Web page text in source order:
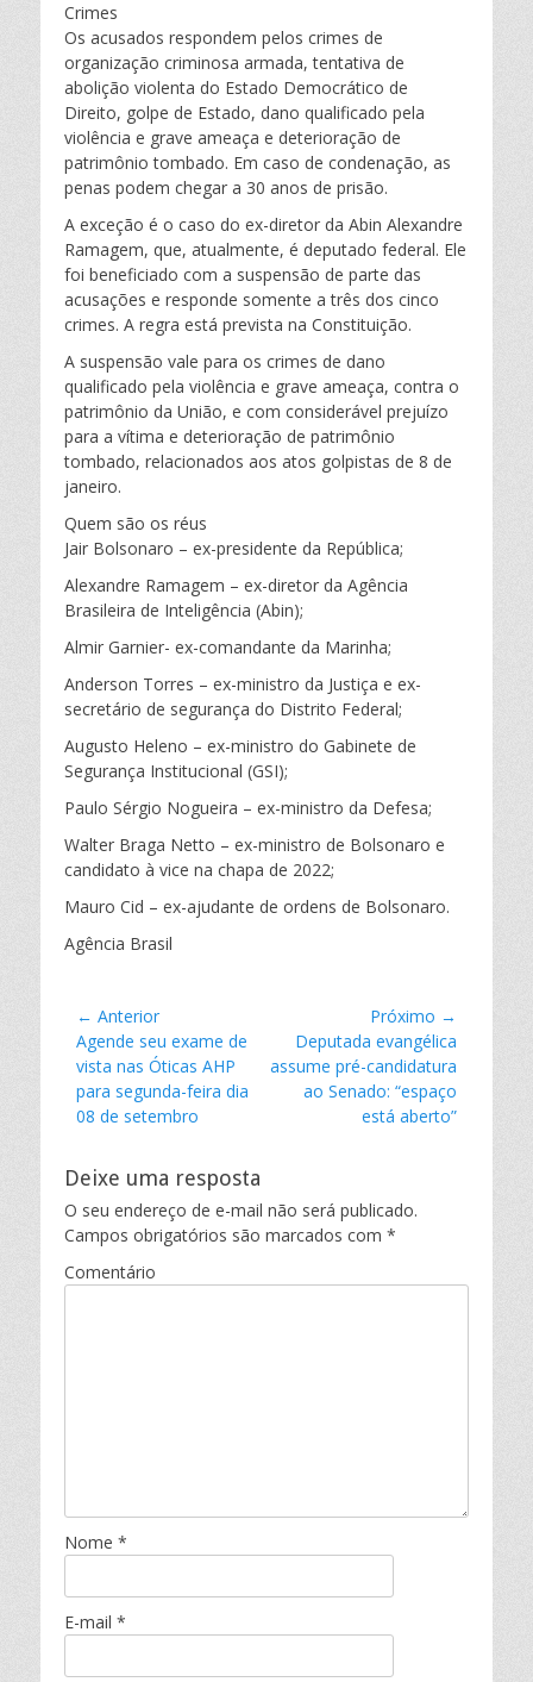
Crimes
Os acusados respondem pelos crimes de
organização criminosa armada, tentativa de
abolição violenta do Estado Democrático de
Direito, golpe de Estado, dano qualificado pela
violência e grave ameaça e deterioração de
patrimônio tombado. Em caso de condenação, as
penas podem chegar a 30 anos de prisão.
A exceção é o caso do ex-diretor da Abin Alexandre
Ramagem, que, atualmente, é deputado federal. Ele
foi beneficiado com a suspensão de parte das
acusações e responde somente a três dos cinco
crimes. A regra está prevista na Constituição.
A suspensão vale para os crimes de dano
qualificado pela violência e grave ameaça, contra o
patrimônio da União, e com considerável prejuízo
para a vítima e deterioração de patrimônio
tombado, relacionados aos atos golpistas de 8 de
janeiro.
Quem são os réus
Jair Bolsonaro – ex-presidente da República;
Alexandre Ramagem – ex-diretor da Agência
Brasileira de Inteligência (Abin);
Almir Garnier- ex-comandante da Marinha;
Anderson Torres – ex-ministro da Justiça e ex-
secretário de segurança do Distrito Federal;
Augusto Heleno – ex-ministro do Gabinete de
Segurança Institucional (GSI);
Paulo Sérgio Nogueira – ex-ministro da Defesa;
Walter Braga Netto – ex-ministro de Bolsonaro e
candidato à vice na chapa de 2022;
Mauro Cid – ex-ajudante de ordens de Bolsonaro.
Agência Brasil
Navegação
de
Post
← Anterior
Postagem
anterior:
Agende seu exame de
vista nas Óticas AHP
para segunda-feira dia
08 de setembro
Próximo →
Próxima
postagem:
Deputada evangélica
assume pré-candidatura
ao Senado: “espaço
está aberto”
Deixe uma resposta
O seu endereço de e-mail não será publicado.
Campos obrigatórios são marcados com *
Comentário
Nome *
E-mail *